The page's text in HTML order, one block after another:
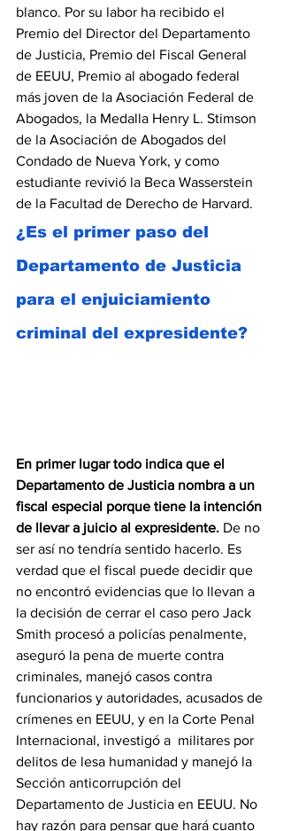
blanco. Por su labor ha recibido el
Premio del Director del Departamento
de Justicia, Premio del Fiscal General
de EEUU, Premio al abogado federal
más joven de la Asociación Federal de
Abogados, la Medalla Henry L. Stimson
de la Asociación de Abogados del
Condado de Nueva York, y como
estudiante revivió la Beca Wasserstein
de la Facultad de Derecho de Harvard.
¿Es el primer paso del
Departamento de Justicia
para el enjuiciamiento
criminal del expresidente?
En primer lugar todo indica que el
Departamento de Justicia nombra a un
fiscal especial porque tiene la intención
de llevar a juicio al expresidente. De no
ser así no tendría sentido hacerlo. Es
verdad que el fiscal puede decidir que
no encontró evidencias que lo llevan a
la decisión de cerrar el caso pero Jack
Smith procesó a policías penalmente,
aseguró la pena de muerte contra
criminales, manejó casos contra
funcionarios y autoridades, acusados ​​de
crímenes en EEUU, y en la Corte Penal
Internacional, investigó a  militares por
delitos de lesa humanidad y manejó la
Sección anticorrupción del
Departamento de Justicia en EEUU. No
hay razón para pensar que hará cuanto